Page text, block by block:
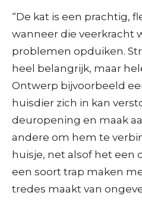
“De kat is een prachtig,
wanneer die veerkracht
problemen opduiken.
heel belangrijk, maar
Ontwerp bijvoorbeeld
huisdier zich in kan
deuropening en maak
andere om hem te
huisje, net alsof het een
een soort trap maken
tredes maakt van